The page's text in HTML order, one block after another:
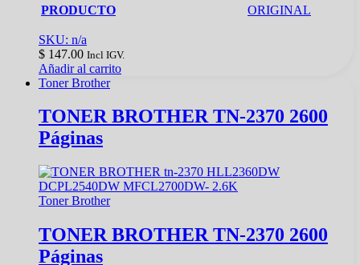
PRODUCTO
ORIGINAL
SKU: n/a
$ 147.00 Incl IGV.
Añadir al carrito
Toner Brother
TONER BROTHER TN-2370 2600
Páginas
Toner Brother
TONER BROTHER TN-2370 2600
Páginas